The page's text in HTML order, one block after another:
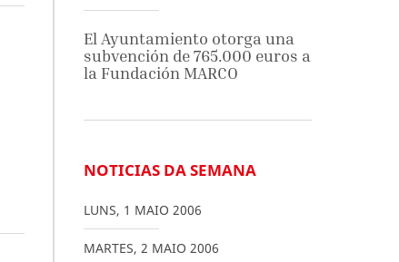
El Ayuntamiento otorga una
subvención de 765.000 euros a
la Fundación MARCO
NOTICIAS DA SEMANA
LUNS, 1 MAIO 2006
MARTES, 2 MAIO 2006